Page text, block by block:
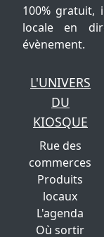
100% gratuit,
locale en
évènement.
L'UNIVERS
DU
KIOSQUE
Rue des
commerces
Produits
locaux
L'agenda
Où sortir